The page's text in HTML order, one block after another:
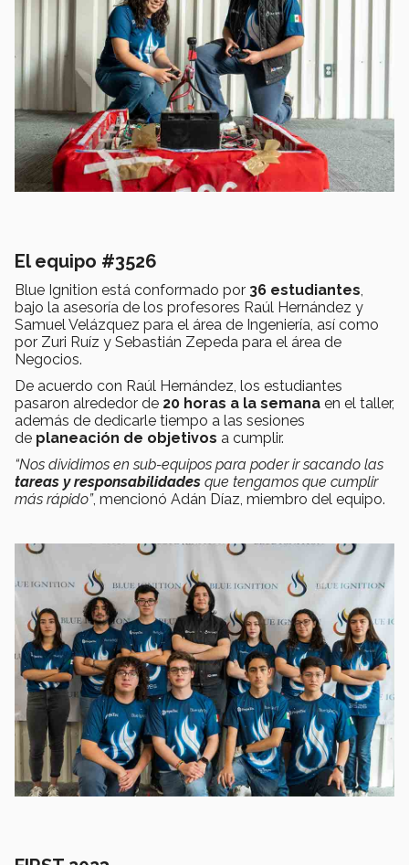
El equipo #3526
Blue Ignition está conformado por 36 estudiantes,
bajo la asesoría de los profesores Raúl Hernández y
Samuel Velázquez para el área de Ingeniería, así como
por Zuri Ruíz y Sebastián Zepeda para el área de
Negocios.
De acuerdo con Raúl Hernández, los estudiantes
pasaron alrededor de 20 horas a la semana en el taller,
además de dedicarle tiempo a las sesiones
de planeación de objetivos a cumplir.
“Nos dividimos en sub-equipos para poder ir sacando las
tareas y responsabilidades que tengamos que cumplir
más rápido”, mencionó Adán Díaz, miembro del equipo.